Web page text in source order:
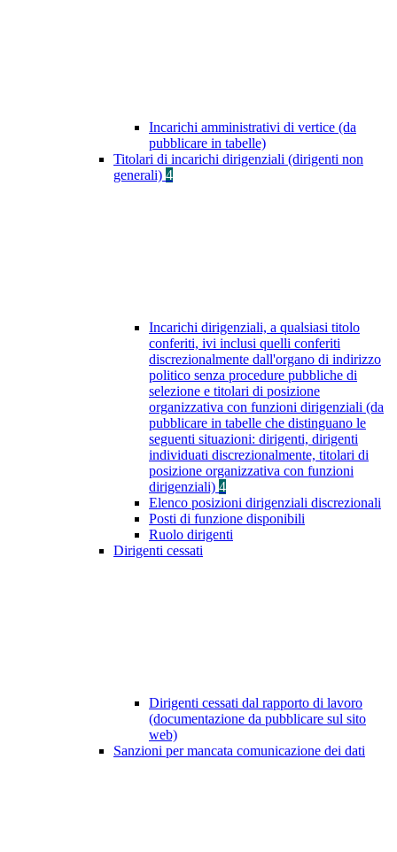
Incarichi amministrativi di vertice (da
pubblicare in tabelle)
Titolari di incarichi dirigenziali (dirigenti non
generali) 4
Incarichi dirigenziali, a qualsiasi titolo
conferiti, ivi inclusi quelli conferiti
discrezionalmente dall'organo di indirizzo
politico senza procedure pubbliche di
selezione e titolari di posizione
organizzativa con funzioni dirigenziali (da
pubblicare in tabelle che distinguano le
seguenti situazioni: dirigenti, dirigenti
individuati discrezionalmente, titolari di
posizione organizzativa con funzioni
dirigenziali) 4
Elenco posizioni dirigenziali discrezionali
Posti di funzione disponibili
Ruolo dirigenti
Dirigenti cessati
Dirigenti cessati dal rapporto di lavoro
(documentazione da pubblicare sul sito
web)
Sanzioni per mancata comunicazione dei dati